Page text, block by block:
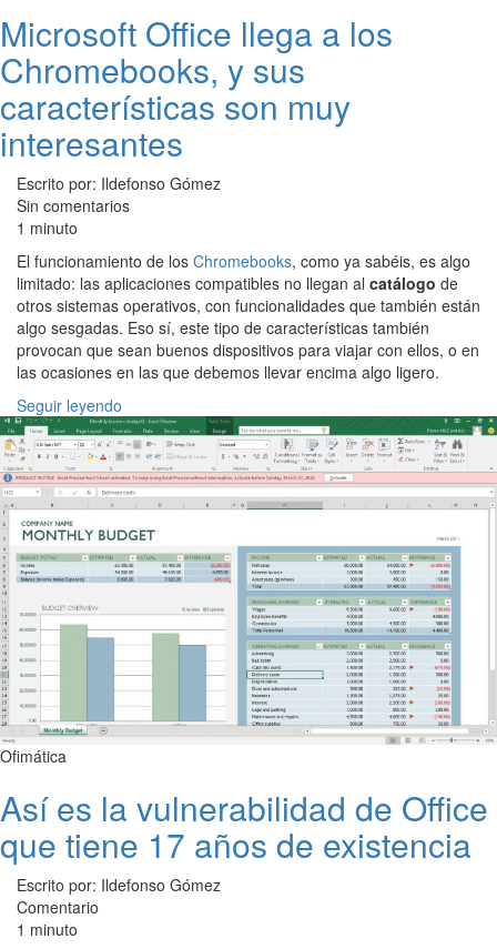
Microsoft Office llega a los
Chromebooks, y sus
características son muy
interesantes
Escrito por: Ildefonso Gómez
Sin comentarios
1 minuto
El funcionamiento de los Chromebooks, como ya sabéis, es algo
limitado: las aplicaciones compatibles no llegan al catálogo de
otros sistemas operativos, con funcionalidades que también están
algo sesgadas. Eso sí, este tipo de características también
provocan que sean buenos dispositivos para viajar con ellos, o en
las ocasiones en las que debemos llevar encima algo ligero.
Seguir leyendo
Ofimática
Así es la vulnerabilidad de Office
que tiene 17 años de existencia
Escrito por: Ildefonso Gómez
Comentario
1 minuto